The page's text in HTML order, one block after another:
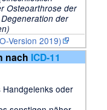
Osteoarthrose der
der
Version 2019)
nach ICD-11
oder